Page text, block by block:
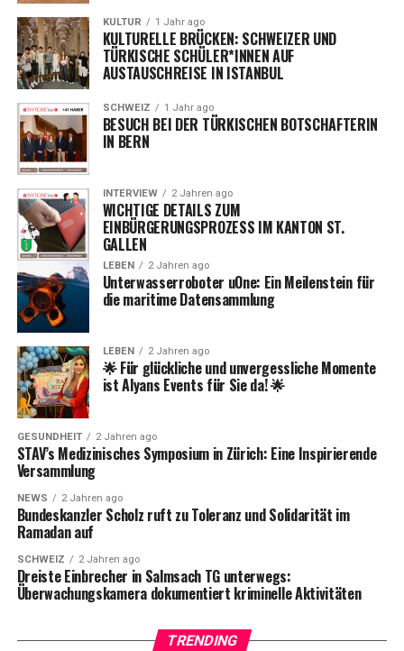
keinen Vorteil in aufladbaren Fahrzeugen sehen, ist
jedoch gestiegen, von 20% im Jahr 2022 und 23% im Jahr
2023 auf nunmehr 27%.
Als weitere Vorteile werden der wirtschaftliche Aspekt
(14% – niedrigere Betriebskosten), der geringe
Wartungsaufwand und die Tatsache, dass Elektroautos
leiser sind (12% – weniger Lärmbelästigung) genannt.
Elektroautos: Regionale und
Geschlechtsunterschiede
Interessanterweise zeigen die Deutschschweizer das
geringste Interesse an Elektroautos, während die
italienischsprachige Schweiz vergleichsweise offener für
den Kauf ist. In Bezug auf das Geschlecht zeigen Frauen
ein verhalteneres Interesse an Elektroautos im
Vergleich zu Männern.
Autoversicherung und Treue
Die Studie von bonus.ch befasst sich auch mit
Autoversicherungen. Im letzten Jahr wechselten
historisch viele Versicherte den Anbieter, wobei 11% zu
einem neuen Anbieter wechselten. Die Hauptgründe für
die Treue bleiben die Servicequalität, gefolgt von der
Höhe der Prämie und den angebotenen Leistungen.
Gründe für den Wechsel sind vor allem die Prämienhöhe,
der Kauf eines neuen Fahrzeugs und die Angebote der
Zusätzlich wird ein Mercedes-Benz in Albanien als eine
gute Investition betrachtet. Hohe Importzölle auf neue
Autos machen den Kauf eines Neuwagens teuer, aber
gebrauchte Mercedes-Benz-Autos behalten ihren Wert
oft über lange Zeit. Viele Albaner betrachten den Kauf
eines gebrauchten Mercedes-Benz als eine langfristig
profitable Entscheidung.
KULTUR 1 Jahr ago
KULTURELLE BRÜCKEN: SCHWEIZER UND
TÜRKISCHE SCHÜLER*INNEN AUF
AUSTAUSCHREISE IN ISTANBUL
SCHWEIZ 1 Jahr ago
BESUCH BEI DER TÜRKISCHEN BOTSCHAFTERIN
IN BERN
INTERVIEW 2 Jahren ago
WICHTIGE DETAILS ZUM
EINBÜRGERUNGSPROZESS IM KANTON ST.
GALLEN
LEBEN 2 Jahren ago
Unterwasserroboter uOne: Ein Meilenstein für
die maritime Datensammlung
LEBEN 2 Jahren ago
🌟 Für glückliche und unvergessliche Momente
ist Alyans Events für Sie da! 🌟
GESUNDHEIT 2 Jahren ago
STAV’s Medizinisches Symposium in Zürich: Eine Inspirierende
Versammlung
NEWS 2 Jahren ago
Bundeskanzler Scholz ruft zu Toleranz und Solidarität im
Ramadan auf
SCHWEIZ 2 Jahren ago
Dreiste Einbrecher in Salmsach TG unterwegs:
Überwachungskamera dokumentiert kriminelle Aktivitäten
TRENDING